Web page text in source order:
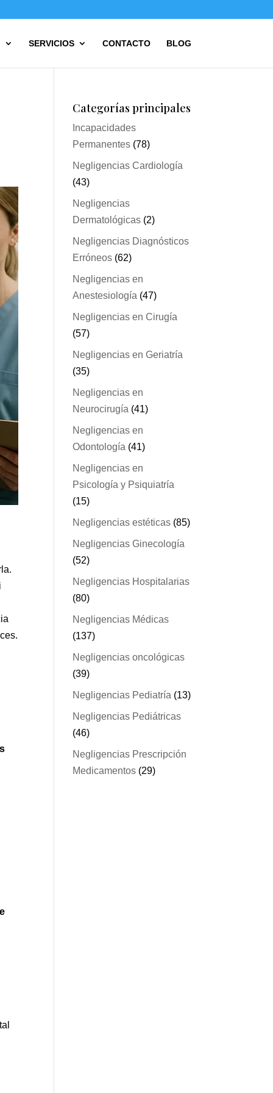
SERVICIOS CONTACTO BLOG
Categorías principales
Incapacidades
Permanentes (78)
Negligencias Cardiología
(43)
Negligencias
Dermatológicas (2)
Negligencias Diagnósticos
Erróneos (62)
Negligencias en
Anestesiología (47)
Negligencias en Cirugía
(57)
Negligencias en Geriatría
(35)
Negligencias en
Neurocirugía (41)
Negligencias en
Odontología (41)
Negligencias en
Psicología y Psiquiatría
(15)
Negligencias estéticas (85)
Negligencias Ginecología
(52)
Negligencias Hospitalarias
(80)
Negligencias Médicas
(137)
Negligencias oncológicas
(39)
Negligencias Pediatría (13)
Negligencias Pediátricas
(46)
Negligencias Prescripción
Medicamentos (29)